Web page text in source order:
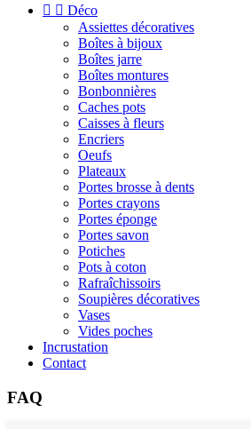
  Déco
Assiettes décoratives
Boîtes à bijoux
Boîtes jarre
Boîtes montures
Bonbonnières
Caches pots
Caisses à fleurs
Encriers
Oeufs
Plateaux
Portes brosse à dents
Portes crayons
Portes éponge
Portes savon
Potiches
Pots à coton
Rafraîchissoirs
Soupières décoratives
Vases
Vides poches
Incrustation
Contact
FAQ